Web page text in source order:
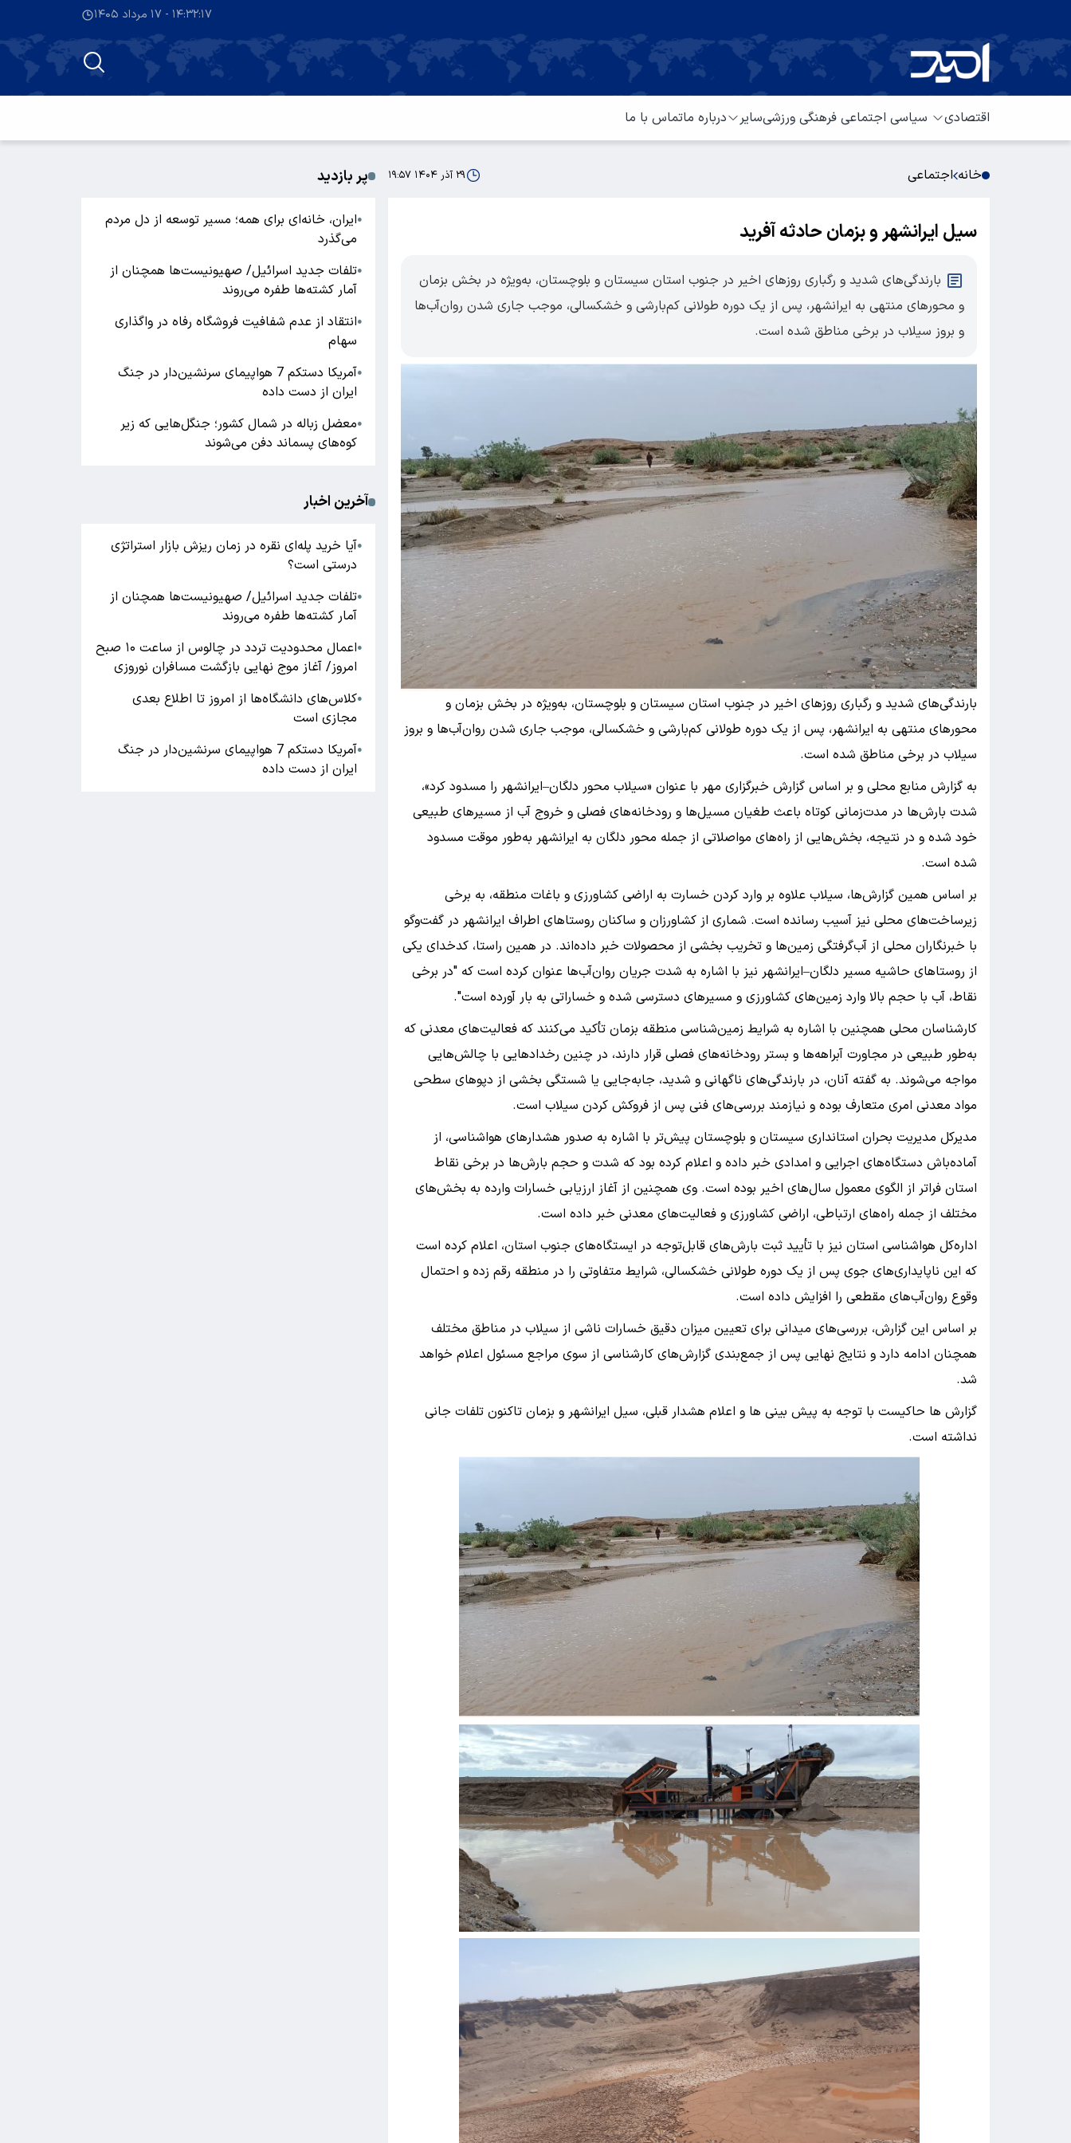
۱۴:۳۲:۱۸ - ۱۷ مرداد ۱۴۰۵
اقتصادی سیاسی اجتماعی فرهنگی ورزشیسایر درباره ماتماس با ما
خانه اجتماعی ۲۹ آذر ۱۴۰۴ ۱۹:۵۷
سیل ایرانشهر و بزمان حادثه آفرید
بارندگی‌های شدید و رگباری روزهای اخیر در جنوب استان سیستان و بلوچستان، به‌ویژه در بخش بزمان
و محورهای منتهی به ایرانشهر، پس از یک دوره طولانی کم‌بارشی و خشکسالی، موجب جاری شدن روان‌آب‌ها
و بروز سیلاب در برخی مناطق شده است.
بارندگی‌های شدید و رگباری روزهای اخیر در جنوب استان سیستان و بلوچستان، به‌ویژه در بخش بزمان و
محورهای منتهی به ایرانشهر، پس از یک دوره طولانی کم‌بارشی و خشکسالی، موجب جاری شدن روان‌آب‌ها و بروز
سیلاب در برخی مناطق شده است.
به گزارش منابع محلی و بر اساس گزارش خبرگزاری مهر با عنوان «سیلاب محور دلگان–ایرانشهر را مسدود کرد»،
شدت بارش‌ها در مدت‌زمانی کوتاه باعث طغیان مسیل‌ها و رودخانه‌های فصلی و خروج آب از مسیرهای طبیعی
خود شده و در نتیجه، بخش‌هایی از راه‌های مواصلاتی از جمله محور دلگان به ایرانشهر به‌طور موقت مسدود
شده است.
بر اساس همین گزارش‌ها، سیلاب علاوه بر وارد کردن خسارت به اراضی کشاورزی و باغات منطقه، به برخی
زیرساخت‌های محلی نیز آسیب رسانده است. شماری از کشاورزان و ساکنان روستاهای اطراف ایرانشهر در گفت‌وگو
با خبرنگاران محلی از آب‌گرفتگی زمین‌ها و تخریب بخشی از محصولات خبر داده‌اند. در همین راستا، کدخدای یکی
از روستاهای حاشیه مسیر دلگان–ایرانشهر نیز با اشاره به شدت جریان روان‌آب‌ها عنوان کرده است که "در برخی
نقاط، آب با حجم بالا وارد زمین‌های کشاورزی و مسیرهای دسترسی شده و خساراتی به بار آورده است".
کارشناسان محلی همچنین با اشاره به شرایط زمین‌شناسی منطقه بزمان تأکید می‌کنند که فعالیت‌های معدنی که
به‌طور طبیعی در مجاورت آبراهه‌ها و بستر رودخانه‌های فصلی قرار دارند، در چنین رخدادهایی با چالش‌هایی
مواجه می‌شوند. به گفته آنان، در بارندگی‌های ناگهانی و شدید، جابه‌جایی یا شستگی بخشی از دپوهای سطحی
مواد معدنی امری متعارف بوده و نیازمند بررسی‌های فنی پس از فروکش کردن سیلاب است.
مدیرکل مدیریت بحران استانداری سیستان و بلوچستان پیش‌تر با اشاره به صدور هشدارهای هواشناسی، از
آماده‌باش دستگاه‌های اجرایی و امدادی خبر داده و اعلام کرده بود که شدت و حجم بارش‌ها در برخی نقاط
استان فراتر از الگوی معمول سال‌های اخیر بوده است. وی همچنین از آغاز ارزیابی خسارات وارده به بخش‌های
مختلف از جمله راه‌های ارتباطی، اراضی کشاورزی و فعالیت‌های معدنی خبر داده است.
اداره‌کل هواشناسی استان نیز با تأیید ثبت بارش‌های قابل‌توجه در ایستگاه‌های جنوب استان، اعلام کرده است
که این ناپایداری‌های جوی پس از یک دوره طولانی خشکسالی، شرایط متفاوتی را در منطقه رقم زده و احتمال
وقوع روان‌آب‌های مقطعی را افزایش داده است.
بر اساس این گزارش، بررسی‌های میدانی برای تعیین میزان دقیق خسارات ناشی از سیلاب در مناطق مختلف
همچنان ادامه دارد و نتایج نهایی پس از جمع‌بندی گزارش‌های کارشناسی از سوی مراجع مسئول اعلام خواهد
شد.
گزارش ها حاکیست با توجه به پیش بینی ها و اعلام هشدار قبلی، سیل ایرانشهر و بزمان تاکنون تلفات جانی
نداشته است.
پر بازدید
●ایران، خانه‌ای برای همه؛ مسیر توسعه از دل مردم
می‌گذرد
●تلفات جدید اسرائیل/ صهیونیست‌ها همچنان از
آمار کشته‌ها طفره می‌روند
●انتقاد از عدم شفافیت فروشگاه رفاه در واگذاری
سهام
●
آمریکا دستکم 7 هواپیمای سرنشین‌دار در جنگ
ایران از دست داده
●معضل زباله در شمال کشور؛ جنگل‌هایی که زیر
کوه‌های پسماند دفن می‌شوند
آخرین اخبار
●آیا خرید پله‌ای نقره در زمان ریزش بازار استراتژی
درستی است؟
●تلفات جدید اسرائیل/ صهیونیست‌ها همچنان از
آمار کشته‌ها طفره می‌روند
●
اعمال محدودیت تردد در چالوس از ساعت ۱۰ صبح
امروز/ آغاز موج نهایی بازگشت مسافران نوروزی
●کلاس‌های دانشگاه‌ها از امروز تا اطلاع بعدی
مجازی است
●
آمریکا دستکم 7 هواپیمای سرنشین‌دار در جنگ
ایران از دست داده